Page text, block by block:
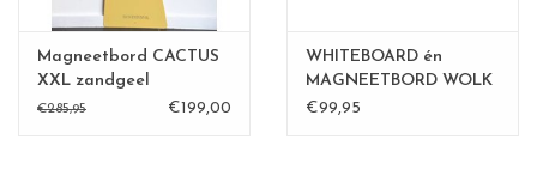
Magneetbord CACTUS
XXL zandgeel
€285,95 €199,00
WHITEBOARD én
MAGNEETBORD WOLK
LARGE
€99,95